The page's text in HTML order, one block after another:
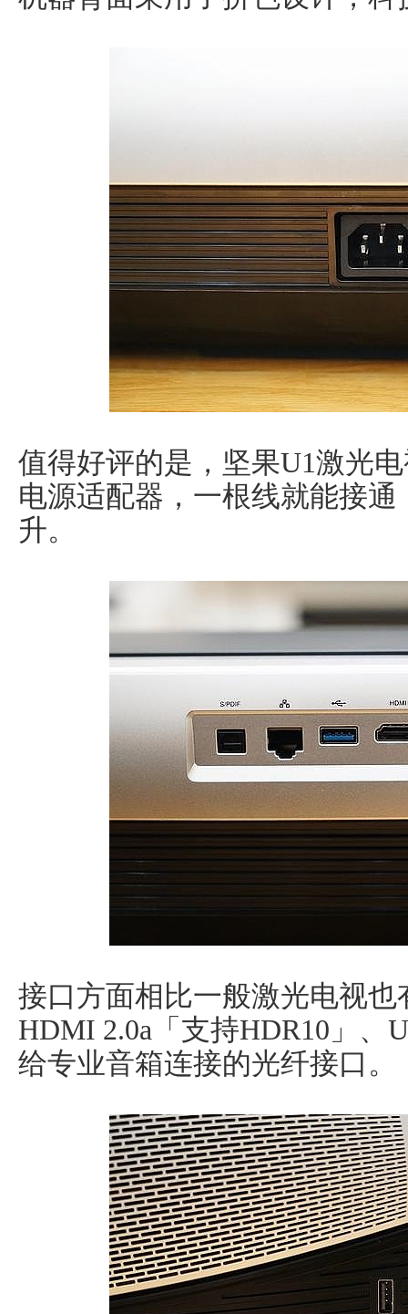
值得好评的是，坚果U1激光
电源适配器，一根线就能接
升。
接口方面相比一般激光电视
HDMI 2.0a「支持HDR10」、
给专业音箱连接的光纤接口。